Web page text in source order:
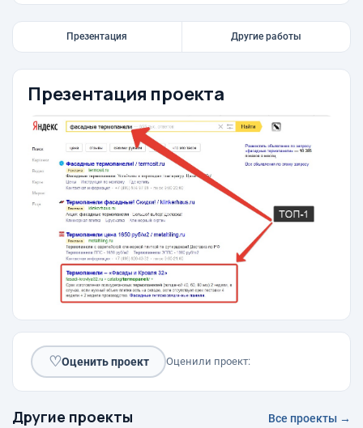
Презентация Другие работы
Презентация проекта
♡Оценить проект Оценили проект:
Другие проекты Все проекты →